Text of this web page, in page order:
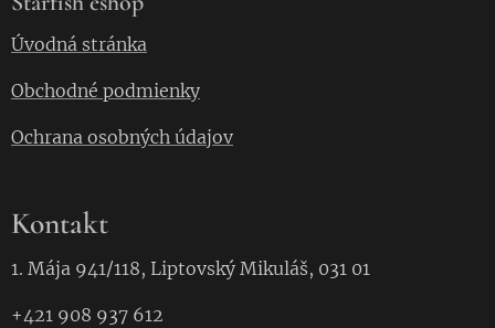
Úvodná stránka
Obchodné podmienky
Ochrana osobných údajov
Kontakt
1. Mája 941/118, Liptovský Mikuláš, 031 01
+421 908 937 612